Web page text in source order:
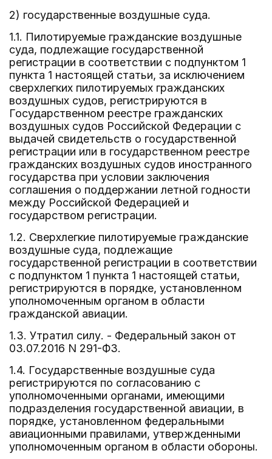
2) государственные воздушные суда.
1.1. Пилотируемые гражданские воздушные
суда, подлежащие государственной
регистрации в соответствии с подпунктом 1
пункта 1 настоящей статьи, за исключением
сверхлегких пилотируемых гражданских
воздушных судов, регистрируются в
Государственном реестре гражданских
воздушных судов Российской Федерации с
выдачей свидетельств о государственной
регистрации или в государственном реестре
гражданских воздушных судов иностранного
государства при условии заключения
соглашения о поддержании летной годности
между Российской Федерацией и
государством регистрации.
1.2. Сверхлегкие пилотируемые гражданские
воздушные суда, подлежащие
государственной регистрации в соответствии
с подпунктом 1 пункта 1 настоящей статьи,
регистрируются в порядке, установленном
уполномоченным органом в области
гражданской авиации.
1.3. Утратил силу. - Федеральный закон от
03.07.2016 N 291-ФЗ.
1.4. Государственные воздушные суда
регистрируются по согласованию с
уполномоченными органами, имеющими
подразделения государственной авиации, в
порядке, установленном федеральными
авиационными правилами, утвержденными
уполномоченным органом в области обороны.